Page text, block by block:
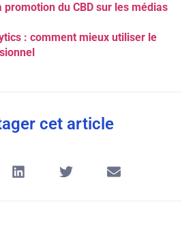
promotion du CBD sur les médias
: comment mieux utiliser le
cet article